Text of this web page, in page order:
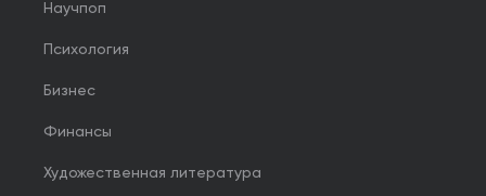
Научпоп
Психология
Бизнес
Финансы
Художественная литература